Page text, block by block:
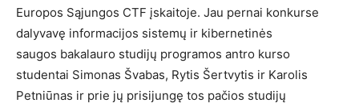
Europos Sąjungos CTF įskaitoje. Jau pernai konkurse
dalyvavę informacijos sistemų ir kibernetinės
saugos bakalauro studijų programos antro kurso
studentai Simonas Švabas, Rytis Šertvytis ir Karolis
Petniūnas ir prie jų prisijungę tos pačios studijų